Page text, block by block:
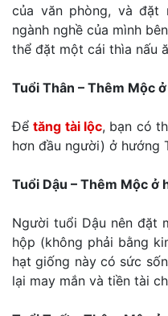
của văn phòng, và đặt
ngành nghề của mình
thể đặt một cái thìa nấu
Tuổi Thân – Thêm Mộc
Đểtăng tài lộc, bạn có
hơn đầu người) ở hướng
Tuổi Dậu – Thêm Mộc ở
Người tuổi Dậu nên đặt
hộp (không phải bằng
hạt giống này có sức
lại may mắn và tiền tài